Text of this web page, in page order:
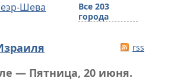
Шева
Все 203
города
rss
— Пятница, 20 июня.